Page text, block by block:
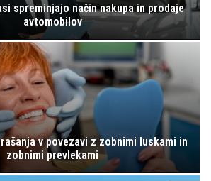
spreminjajo način nakupa in prodaje
avtomobilov
v povezavi z zobnimi luskami in
zobnimi prevlekami